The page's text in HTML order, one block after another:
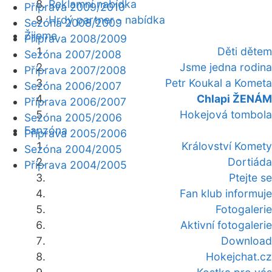
Reklamní nabídka
Hrdý partner - nabídka
Žijeme
Děti dětem
Jsme jedna rodina
Petr Koukal a Kometa
Chlapi ŽENÁM
Hokejová tombola
Fanzóna
Království Komety
Dortiáda
Ptejte se
Fan klub informuje
Fotogalerie
Aktivní fotogalerie
Download
Hokejchat.cz
Příprava 2009/2010
Sezóna 2008/2009
Příprava 2008/2009
Sezóna 2007/2008
Příprava 2007/2008
Sezóna 2006/2007
Příprava 2006/2007
Sezóna 2005/2006
Příprava 2005/2006
Sezóna 2004/2005
Příprava 2004/2005